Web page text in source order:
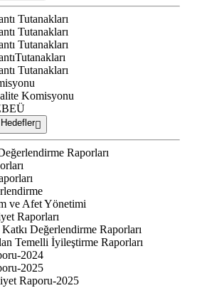
Tutanakları
Tutanakları
Tutanakları
Tutanakları
Komisyonu
Raporları
ve Afet Yönetimi
Raporları
Değerlendirme Raporları
Temelli İyileştirme Raporları
2024
2025
Raporu-2025